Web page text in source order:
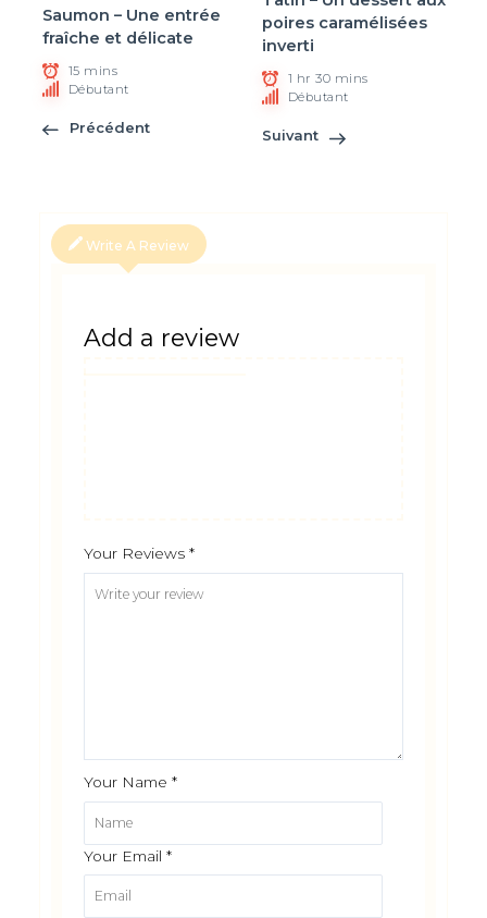
Saumon – Une entrée
fraîche et délicate
15 mins
Débutant
Précédent
poires caramélisées
inverti
1 hr 30 mins
Débutant
Suivant
Write A Review
Add a review
Your Reviews*
Your Name*
Your Email*